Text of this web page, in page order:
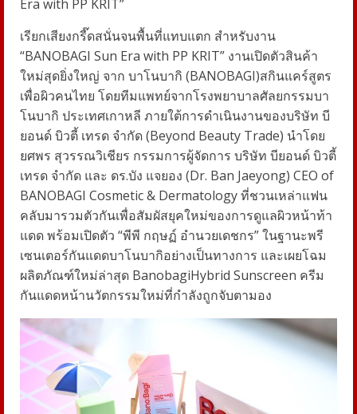
Era with PP KRIT”
เรียกเสียงกรี๊ดสนั่นจนพื้นที่แทบแตก สำหรับงาน
“BANOBAGI Sun Era with PP KRIT” งานเปิดตัวสินค้า
ใหม่สุดยิ่งใหญ่ จาก บาโนบากิ (BANOBAGI)สกินแคร์สูตร
เพื่อผิวคนไทย โดยทีมแพทย์จากโรงพยาบาลศัลยกรรมบา
โนบากิ ประเทศเกาหลี ภายใต้การดำเนินงานของบริษัท บี
ยอนด์ บิวตี้ เทรด จำกัด (Beyond Beauty Trade) นำโดย
ยศพร สุวรรณวิเชียร กรรมการผู้จัดการ บริษัท บียอนด์ บิวตี้
เทรด จำกัด และ ดร.บัง แจยอง (Dr. Ban Jaeyong) CEO of
BANOBAGI Cosmetic& Dermatologyที่ชวนเหล่าแฟน
คลับมารวมตัวกันเพื่อสัมผัสยุคใหม่ของการดูแลผิวหน้าท้า
แดด พร้อมเปิดตัว “พีพี กฤษฏ์ อำนวยเดชกร” ในฐานะพรี
เซนเตอร์กันแดดบาโนบากิอย่างเป็นทางการ และเผยโฉม
ผลิตภัณฑ์ใหม่ล่าสุด BanobagiHybrid Sunscreen ครีม
กันแดดหน้านวัตกรรมใหม่ที่กำลังถูกจับตามอง